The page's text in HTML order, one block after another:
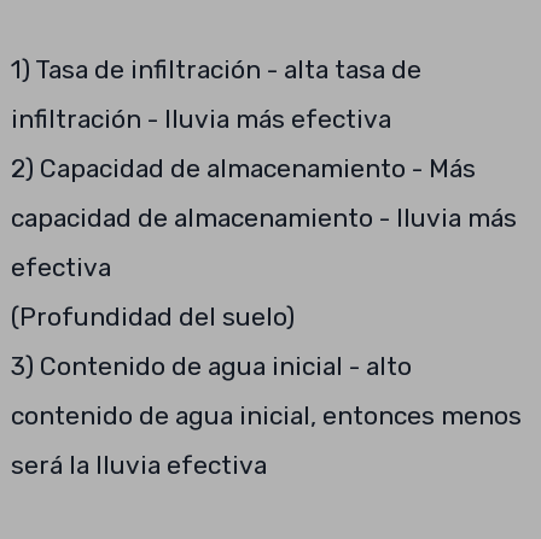
1) Tasa de infiltración - alta tasa de
infiltración - lluvia más efectiva
2) Capacidad de almacenamiento - Más
capacidad de almacenamiento - lluvia más
efectiva
(Profundidad del suelo)
3) Contenido de agua inicial - alto
contenido de agua inicial, entonces menos
será la lluvia efectiva